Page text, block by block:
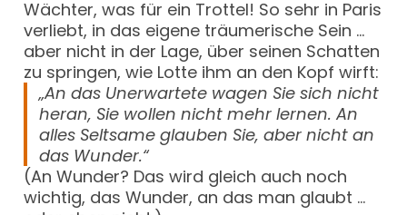
Wächter, was für ein Trottel! So sehr in Paris
verliebt, in das eigene träumerische Sein …
aber nicht in der Lage, über seinen Schatten
zu springen, wie Lotte ihm an den Kopf wirft:
„An das Unerwartete wagen Sie sich nicht
heran, Sie wollen nicht mehr lernen. An
alles Seltsame glauben Sie, aber nicht an
das Wunder.“
(An Wunder? Das wird gleich auch noch
wichtig, das Wunder, an das man glaubt …